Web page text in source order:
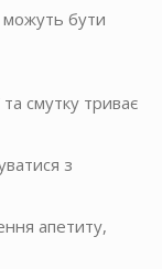
можуть бути
смутку триває
з
апетиту,